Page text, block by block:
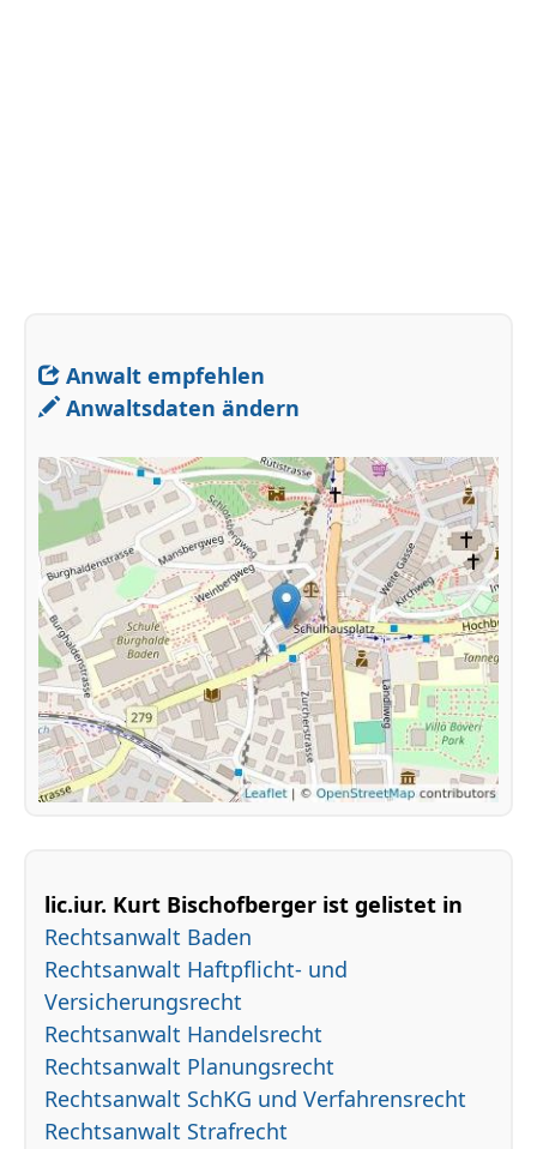
Anwalt empfehlen
Anwaltsdaten ändern
lic.iur. Kurt Bischofberger ist gelistet in
Rechtsanwalt Baden
Rechtsanwalt Haftpflicht- und
Versicherungsrecht
Rechtsanwalt Handelsrecht
Rechtsanwalt Planungsrecht
Rechtsanwalt SchKG und Verfahrensrecht
Rechtsanwalt Strafrecht